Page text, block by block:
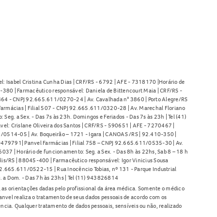
Cristina Cunha Dias | CRF/RS - 6792 | AFE - 7318170 |Horário de
| Farmacêutico responsável: Daniela de Bittencourt Maia | CRF/RS -
- CNPJ 92.665.611/0270-24 | Av. Cavalhada n° 3860 | Porto Alegre/RS
| Filial 507 - CNPJ 92.665.611/0320-28 | Av. Marechal Floriano
a Sex. - Das 7s às 23h. Domingos e Feriados - Das 7s às 23h | Tel (41)
Crislane Oliveira dos Santos | CRF/RS - 590651 | AFE - 7270467 |
0514-05 | Av. Boqueirão – 1721 - Igara | CANOAS /RS | 92.410-350 |
Panvel Farmácias | Filial 758 – CNPJ 92.665.611/0535-30 | Av.
| Horário de funcionamento: Seg. a Sex. - Das 8h às 22hs, Sab 8 – 18 h
RS | 88045-400 | Farmacêutico responsável: Igor Vinicius Sousa
0522-15 | Rua Inocêncio Tobias, nº 131 - Parque Industrial
a Dom. - Das 7h às 23hs | Tel (11) 943826814
orientações dadas pelo profissional da área médica. Somente o médico
realiza o tratamento de seus dados pessoais de acordo com os
Qualquer tratamento de dados pessoais, sensíveis ou não, realizado